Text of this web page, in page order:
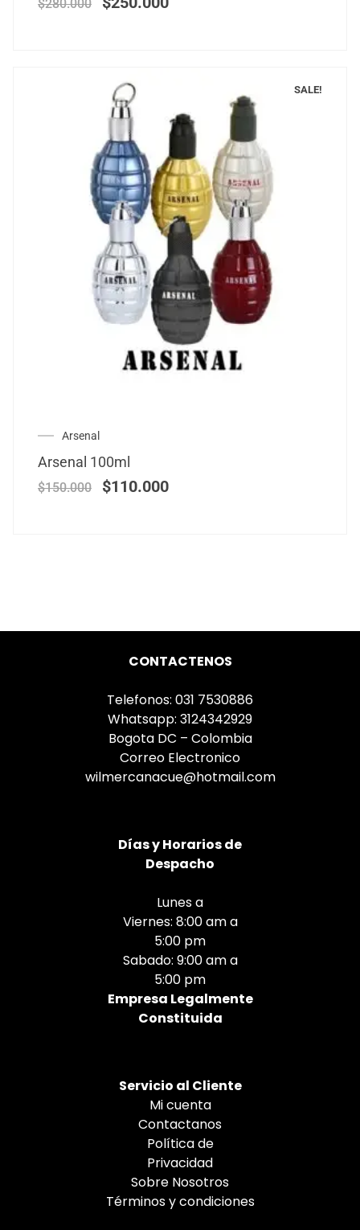
$280.000
SALE!
Arsenal
Arsenal 100ml
$150.000 $110.000
CONTACTENOS
Telefonos: 031 7530886
Whatsapp: 3124342929
Bogota DC – Colombia
Correo Electronico
wilmercanacue@hotmail.com
Díasy Horarios de
Despacho
Lunes a
Viernes: 8:00 am a
5:00 pm
Sabado: 9:00 am a
5:00 pm
Empresa Legalmente
Constituida
Servicio al Cliente
Mi cuenta
Contactanos
Política de
Privacidad
Sobre Nosotros
Términos y condiciones